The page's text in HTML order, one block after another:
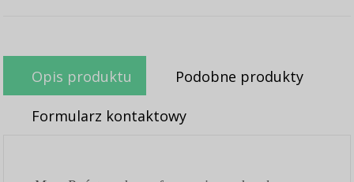
Opis produktu Podobne produkty
Formularz kontaktowy